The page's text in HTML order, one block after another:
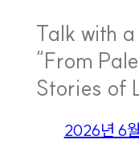
Talk with
“From
Stories of
2026년 6